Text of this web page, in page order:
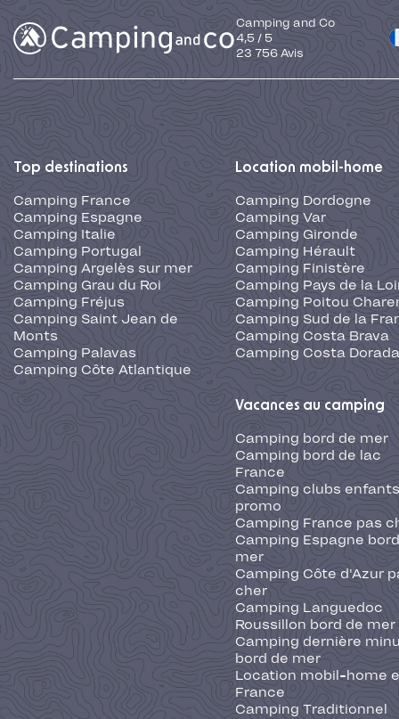
Camping and Co
4,5 / 5
23 756Avis
Top destinations
Camping France
Camping Espagne
Camping Italie
Camping Portugal
Camping Argelès sur mer
Camping Grau du Roi
Camping Fréjus
Camping Saint Jean de
Monts
Camping Palavas
Camping Côte Atlantique
Location mobil-home
Camping Dordogne
Camping Var
Camping Gironde
Camping Hérault
Camping Finistère
Camping Pays de la
Camping Poitou
Camping Sud de la
Camping Costa Brava
Camping Costa Dorada
Vacances au camping
Camping bord de mer
Camping bord de lac
France
Camping clubs
promo
Camping France pas
Camping Espagne
mer
Camping Côte d'Azur
cher
Camping Languedoc
Roussillon bord de mer
Camping dernière
bord de mer
Location mobil-home
France
Camping Traditionnel